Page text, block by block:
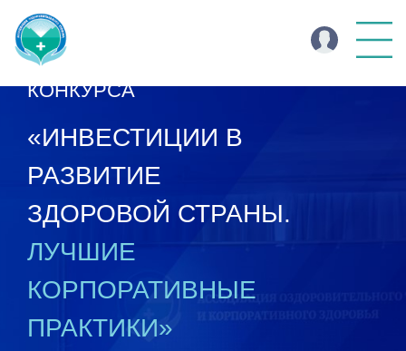
ИТОГИ ВСЕРОССИЙСКОГО
КОНКУРСА
«ИНВЕСТИЦИИ В
РАЗВИТИЕ
ЗДОРОВОЙ СТРАНЫ.
ЛУЧШИЕ
КОРПОРАТИВНЫЕ
ПРАКТИКИ»